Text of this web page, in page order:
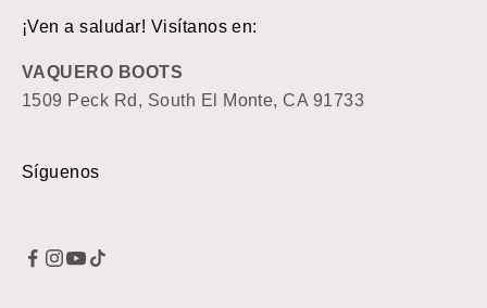
¡Ven a saludar! Visítanos en:
VAQUERO BOOTS
1509 Peck Rd, South El Monte, CA 91733
Síguenos